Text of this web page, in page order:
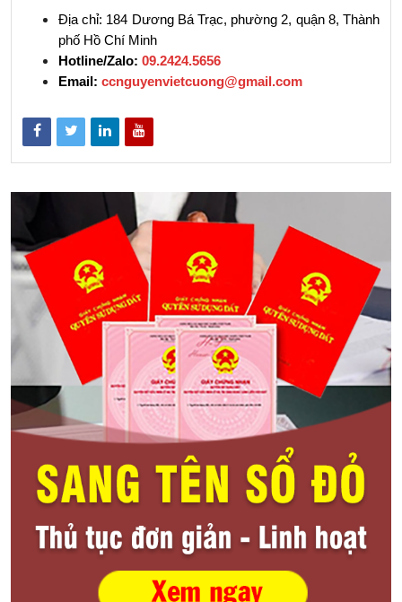
Địa chỉ: 184 Dương Bá Trạc, phường 2, quận 8, Thành
phố Hồ Chí Minh
Hotline/Zalo: 09.2424.5656
Email: ccnguyenvietcuong@gmail.com